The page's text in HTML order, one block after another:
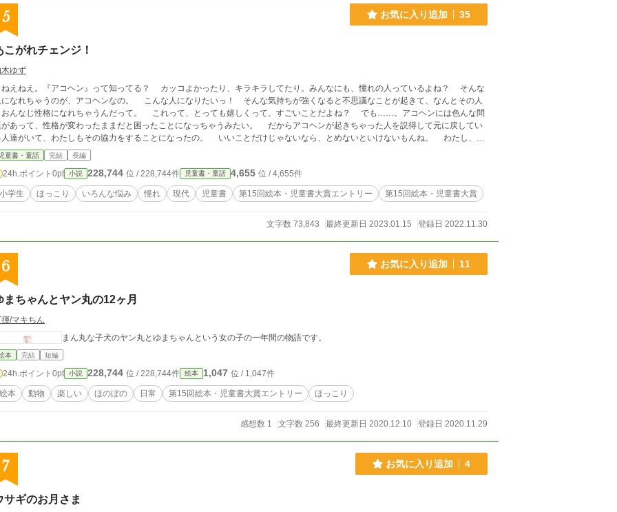
5 お気に入り追加 35
こがれチェンジ！
ゆず
。『アコヘン』って知ってる？ カッコよかったり、キラキラしてたり。みんなにも、憧れの人っているよね？ そんな
になれちゃうのが、アコヘンなの。 こんな人になりたいっ！ そんな気持ちが強くなると不思議なことが起きて、なんとその人
おんなじ性格になれちゃうんだって。 これって、とっても嬉しくって、すごいことだよね？ でも……。アコヘンには色んな問
があって、性格が変わったままだと困ったことになっちゃうみたい。 だからアコヘンが起きちゃった人を説得して元に戻してい
がいて、わたしもその協力をすることになったの。 いいことだけじゃないなら、とめないといけないもんね。 わたし、陽
美！ パートナーになった月下紅葉ちゃんと一緒に、がんばりますっ！
童書・童話 完結 長編
24h.ポイント 0pt 小説 228,744 位 / 228,744件 児童書・童話 4,655 位 / 4,655件
小学生 ほっこり いろんな悩み 憧れ 現代 児童書 第15回絵本・児童書大賞エントリー 第15回絵本・児童書大賞
文字数 73,843 最終更新日 2023.01.15 登録日 2022.11.30
6 お気に入り追加 11
まちゃんとヤン丸の12ヶ月
/マキちん
まん丸な子犬のヤン丸とゆまちゃんという女の子の一年間の物語です。
本 完結 短編
24h.ポイント 0pt 小説 228,744 位 / 228,744件 絵本 1,047 位 / 1,047件
絵本 動物 楽しい ほのぼの 日常 第15回絵本・児童書大賞エントリー ほっこり
感想数 1 文字数 256 最終更新日 2020.12.10 登録日 2020.11.29
7 お気に入り追加 4
サギのお月さま